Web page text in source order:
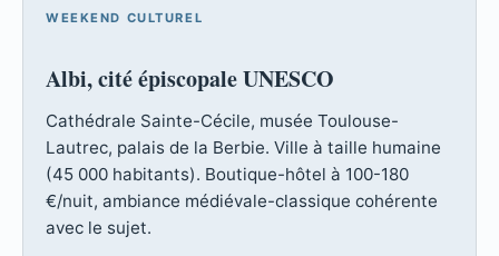
WEEKEND CULTUREL
Albi, cité épiscopale UNESCO
Cathédrale Sainte-Cécile, musée Toulouse-
Lautrec, palais de la Berbie. Ville à taille humaine
(45 000 habitants). Boutique-hôtel à 100-180
€/nuit, ambiance médiévale-classique cohérente
avec le sujet.